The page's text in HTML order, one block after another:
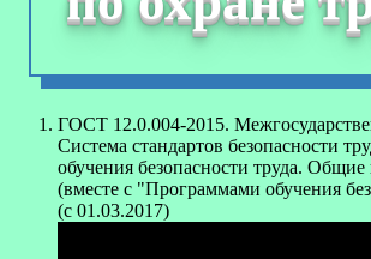
ГОСТ 12.0.004-2015.
Система стандартов безопасности
обучения безопасности труда.
(вместе с "Программами обучения
(c 01.03.2017)